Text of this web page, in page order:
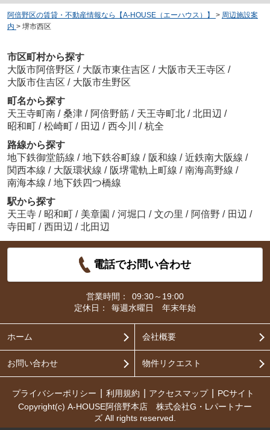
阿倍野区の賃貸・不動産情報なら【A-HOUSE（エーハウス）】 > 周辺施設案
内 > 堺市西区
市区町村から探す
大阪市阿倍野区 / 大阪市東住吉区 / 大阪市天王寺区 /
大阪市住吉区 / 大阪市生野区
町名から探す
天王寺町南 / 桑津 / 阿倍野筋 / 天王寺町北 / 北田辺 /
昭和町 / 松崎町 / 田辺 / 西今川 / 杭全
路線から探す
地下鉄御堂筋線 / 地下鉄谷町線 / 阪和線 / 近鉄南大阪線 /
関西本線 / 大阪環状線 / 阪堺電軌上町線 / 南海高野線 /
南海本線 / 地下鉄四つ橋線
駅から探す
天王寺 / 昭和町 / 美章園 / 河堀口 / 文の里 / 阿倍野 / 田辺 /
寺田町 / 西田辺 / 北田辺
電話でお問い合わせ
営業時間：
09:30～19:00
定休日：
毎週水曜日 年末年始
ホーム 会社概要
お問い合わせ 物件リクエスト
プライバシーポリシー 利用規約 アクセスマップ
PCサイト
Copyright(c) A-HOUSE阿倍野本店 株式会社G・Lパートナー
ズ All rights reserved.